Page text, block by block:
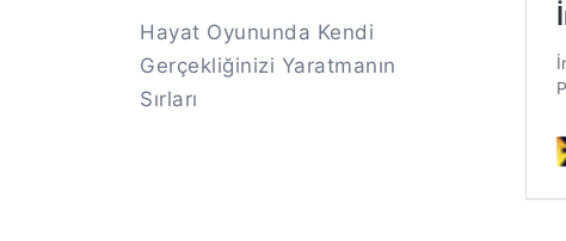
Hayat Oyununda Kendi
Gerçekliğinizi Yaratmanın
Sırları